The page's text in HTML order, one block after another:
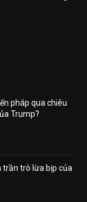
pháp qua chiêu
Trump?
trần trò lừa bịp của